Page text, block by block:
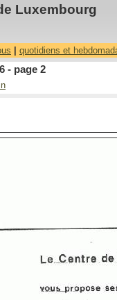
Luxembourg
quotidiens et
- page 2